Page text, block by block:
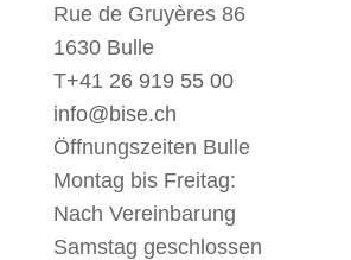
Rue de Gruyères 86
1630 Bulle
T+41 26 919 55 00
info@bise.ch
Öffnungszeiten Bulle
Montag bis Freitag:
Nach Vereinbarung
Samstag geschlossen